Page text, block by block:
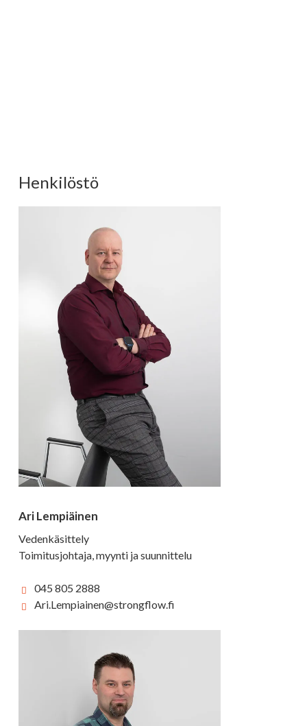
Henkilöstö
Ari Lempiäinen
Vedenkäsittely
Toimitusjohtaja, myynti ja suunnittelu
045 805 2888
Ari.Lempiainen@strongflow.fi